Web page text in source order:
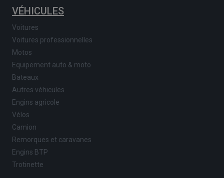
VÉHICULES
Voitures
Voitures professionnelles
Motos
Equipement auto & moto
Bateaux
Autres véhicules
Engins agricole
Vélos
Camion
Remorques et caravanes
Engins BTP
Trotinette